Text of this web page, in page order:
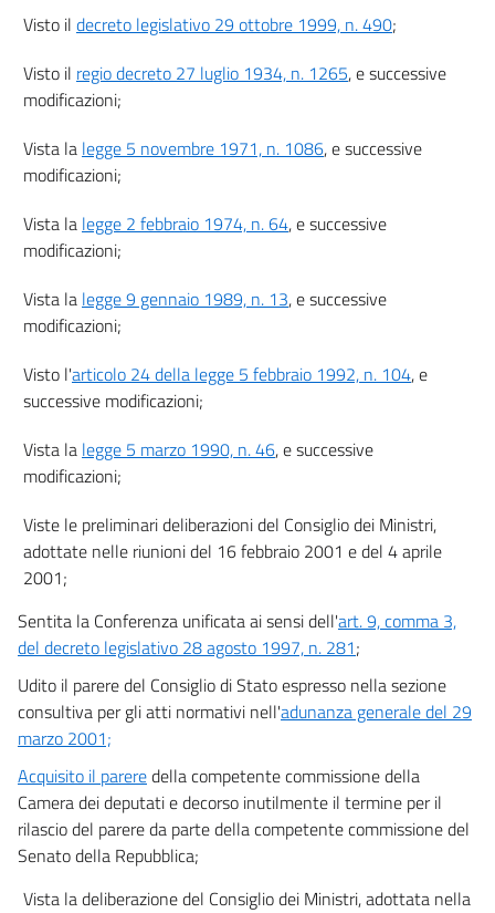
Vigilanza sull'attività urbanistico-edilizia e responsabilità
28
28 bis
29
30
32
33
34
34 bis
34 ter
35
36 bis
38
39
40
41
42
43
44
45
46
Visto il decreto legislativo 29 ottobre 1999, n. 490;
Visto il regio decreto 27 luglio 1934, n. 1265, e successive
modificazioni;
Vista la legge 5 novembre 1971, n. 1086, e successive
modificazioni;
Vista la legge 2 febbraio 1974, n. 64, e successive
modificazioni;
Vista la legge 9 gennaio 1989, n. 13, e successive
modificazioni;
Visto l'articolo 24 della legge 5 febbraio 1992, n. 104, e
successive modificazioni;
Vista la legge 5 marzo 1990, n. 46, e successive
modificazioni;
Viste le preliminari deliberazioni del Consiglio dei Ministri,
adottate nelle riunioni del 16 febbraio 2001 e del 4 aprile
2001;
Sentita la Conferenza unificata ai sensi dell'art. 9, comma 3,
del decreto legislativo 28 agosto 1997, n. 281;
Udito il parere del Consiglio di Stato espresso nella sezione
consultiva per gli atti normativi nell'adunanza generale del 29
marzo 2001;
Acquisito il pareredella competente commissione della
Camera dei deputati e decorso inutilmente il termine per il
rilascio del parere da parte della competente commissione del
Senato della Repubblica;
Vista la deliberazione del Consiglio dei Ministri, adottata nella